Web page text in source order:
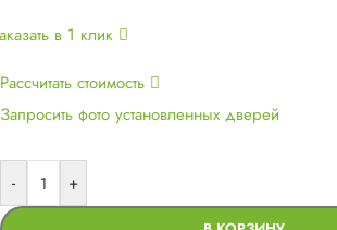
в 1 клик
Рассчитать стоимость
Запросить фото установленных дверей
- +